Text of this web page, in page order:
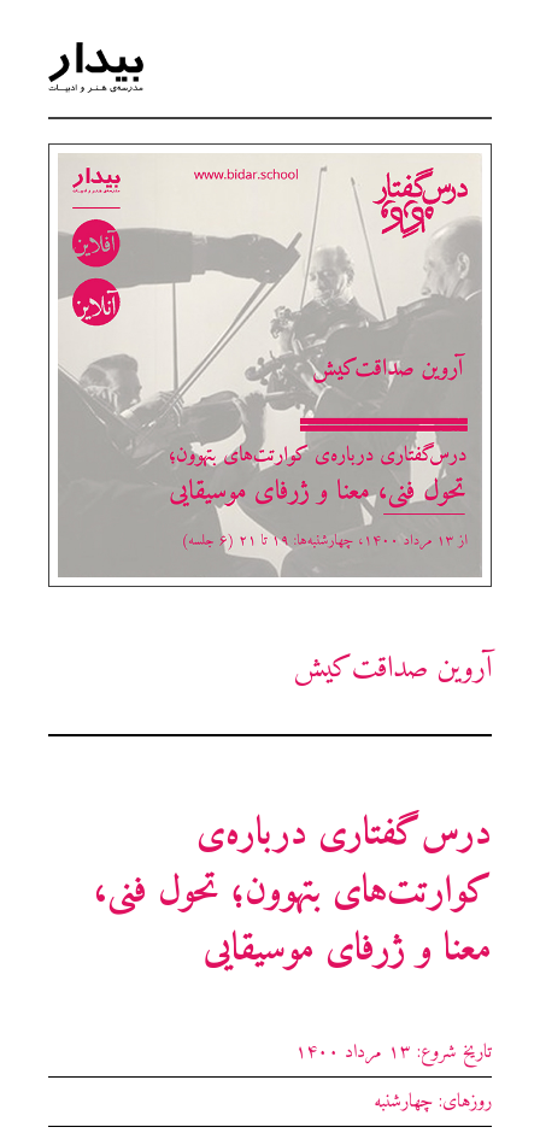
آروین صداقت‌کیش
درس‌گفتاری درباره‌ی
کوارتت‌های بتهوون؛ تحول فنی،
معنا و ژرفای موسیقایی
تاریخ شروع: ۱۳ مرداد ۱۴۰۰
روزهای: چهارشنبه‌